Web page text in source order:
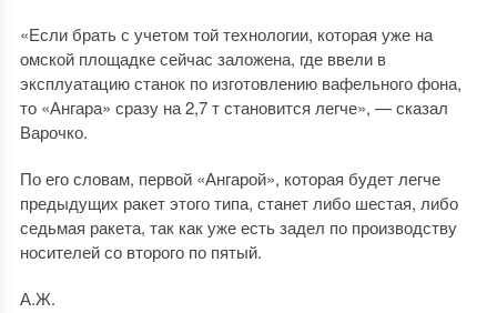
«Если брать с учетом той технологии, которая уже на
омской площадке сейчас заложена, где ввели в
эксплуатацию станок по изготовлению вафельного фона,
то «Ангара» сразу на 2,7 т становится легче», — сказал
Варочко.
По его словам, первой «Ангарой», которая будет легче
предыдущих ракет этого типа, станет либо шестая, либо
седьмая ракета, так как уже есть задел по производству
носителей со второго по пятый.
А.Ж.